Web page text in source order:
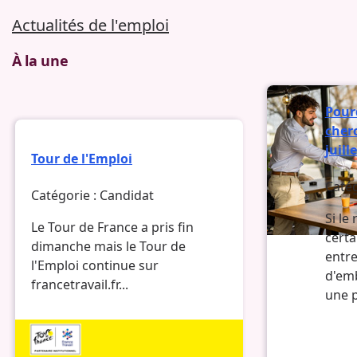
Actualités de l'emploi
À la une
Tour de l'Emploi
Catégorie : Candidat
Le Tour de France a pris fin
dimanche mais le Tour de
l'Emploi continue sur
francetravail.fr...
Si le
une